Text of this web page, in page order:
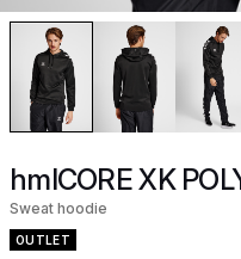
hmlCORE XK
Sweat hoodie
OUTLET